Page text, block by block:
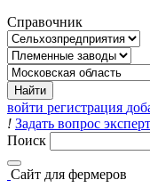
Справочник
войти регистрация
! Задать вопрос
Поиск
Сайт для фермеров